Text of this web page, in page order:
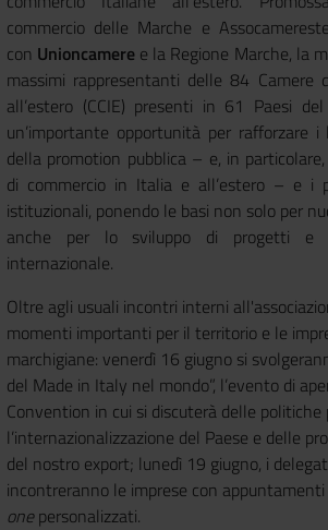
commercio delle Marche e
con Unioncamere e la Regione Marche, la
massimi rappresentanti delle 84 Camere
all’estero (CCIE) presenti in 61 Paesi
un’importante opportunità per rafforzare
della promotion pubblica – e, in
di commercio in Italia e all’estero – e i
istituzionali, ponendo le basi non solo per
anche per lo sviluppo di progetti e
internazionale.
Oltre agli usuali incontri interni
momenti importanti per il territorio e le
marchigiane: venerdì 16 giugno si
del Made in Italy nel mondo”, l’evento di
Convention in cui si discuterà delle politiche
l’internazionalizzazione del Paese e delle
del nostro export; lunedì 19 giugno, i
incontreranno le imprese con appuntamenti
onepersonalizzati.